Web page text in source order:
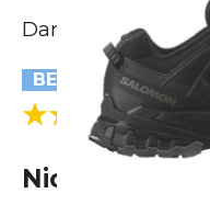
Damen
BESTSELLER
Nicht lieferbar